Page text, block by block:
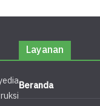
Layanan
Beranda